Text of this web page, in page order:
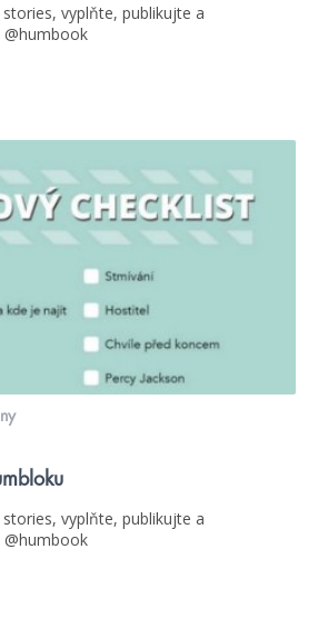
vyplňte, publikujte a
vyplňte, publikujte a